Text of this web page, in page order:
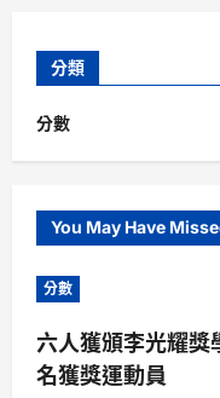
分類
分數
You May Have
分數
六人獲頒李光耀獎
名獲獎運動員